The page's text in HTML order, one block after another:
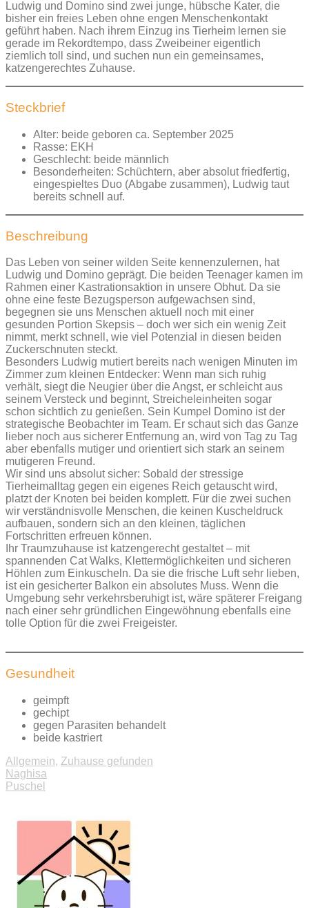
Ludwig und Domino sind zwei junge, hübsche Kater, die
bisher ein freies Leben ohne engen Menschenkontakt
geführt haben. Nach ihrem Einzug ins Tierheim lernen sie
gerade im Rekordtempo, dass Zweibeiner eigentlich
ziemlich toll sind, und suchen nun ein gemeinsames,
katzengerechtes Zuhause.
Steckbrief
Alter: beide geboren ca. September 2025
Rasse: EKH
Geschlecht: beide männlich
Besonderheiten: Schüchtern, aber absolut friedfertig,
eingespieltes Duo (Abgabe zusammen), Ludwig taut
bereits schnell auf.
Beschreibung
Das Leben von seiner wilden Seite kennenzulernen, hat
Ludwig und Domino geprägt. Die beiden Teenager kamen im
Rahmen einer Kastrationsaktion in unsere Obhut. Da sie
ohne eine feste Bezugsperson aufgewachsen sind,
begegnen sie uns Menschen aktuell noch mit einer
gesunden Portion Skepsis – doch wer sich ein wenig Zeit
nimmt, merkt schnell, wie viel Potenzial in diesen beiden
Zuckerschnuten steckt.
Besonders Ludwig mutiert bereits nach wenigen Minuten im
Zimmer zum kleinen Entdecker: Wenn man sich ruhig
verhält, siegt die Neugier über die Angst, er schleicht aus
seinem Versteck und beginnt, Streicheleinheiten sogar
schon sichtlich zu genießen. Sein Kumpel Domino ist der
strategische Beobachter im Team. Er schaut sich das Ganze
lieber noch aus sicherer Entfernung an, wird von Tag zu Tag
aber ebenfalls mutiger und orientiert sich stark an seinem
mutigeren Freund.
Wir sind uns absolut sicher: Sobald der stressige
Tierheimalltag gegen ein eigenes Reich getauscht wird,
platzt der Knoten bei beiden komplett. Für die zwei suchen
wir verständnisvolle Menschen, die keinen Kuscheldruck
aufbauen, sondern sich an den kleinen, täglichen
Fortschritten erfreuen können.
Ihr Traumzuhause ist katzengerecht gestaltet – mit
spannenden Cat Walks, Klettermöglichkeiten und sicheren
Höhlen zum Einkuscheln. Da sie die frische Luft sehr lieben,
ist ein gesicherter Balkon ein absolutes Muss. Wenn die
Umgebung sehr verkehrsberuhigt ist, wäre späterer Freigang
nach einer sehr gründlichen Eingewöhnung ebenfalls eine
tolle Option für die zwei Freigeister.
Gesundheit
geimpft
gechipt
gegen Parasiten behandelt
beide kastriert
Allgemein, Zuhause gefunden
Beitragsnavigation
Naghisa
Puschel